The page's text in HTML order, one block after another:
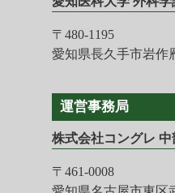
〒480-1195
愛知県長久手市岩作
運営事務局
株式会社コングレ 中
〒461-0008